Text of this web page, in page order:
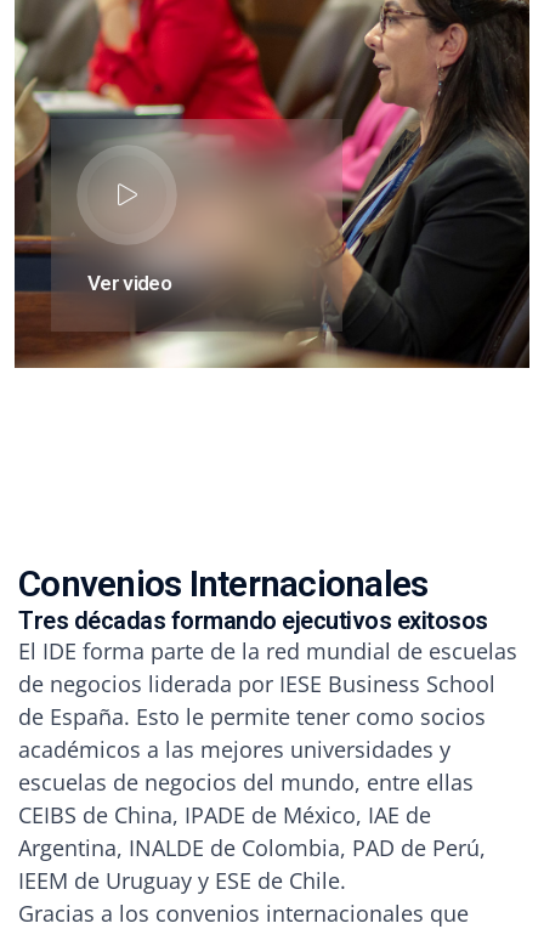
Ver video
Convenios Internacionales
Tres décadas formando ejecutivos exitosos
El IDE forma parte de la red mundial de escuelas
de negocios liderada por IESE Business School
de España. Esto le permite tener como socios
académicos a las mejores universidades y
escuelas de negocios del mundo, entre ellas
CEIBS de China, IPADE de México, IAE de
Argentina, INALDE de Colombia, PAD de Perú,
IEEM de Uruguay y ESE de Chile.
Gracias a los convenios internacionales que